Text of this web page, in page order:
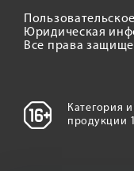
Юридическая
Все права
Категория
продукции